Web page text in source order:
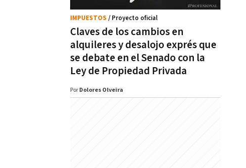
Claves de los cambios en
alquileres y desalojo exprés que
se debate en el Senado con la
Ley de Propiedad Privada
IMPUESTOS / Proyecto oficial
Por Dolores Olveira